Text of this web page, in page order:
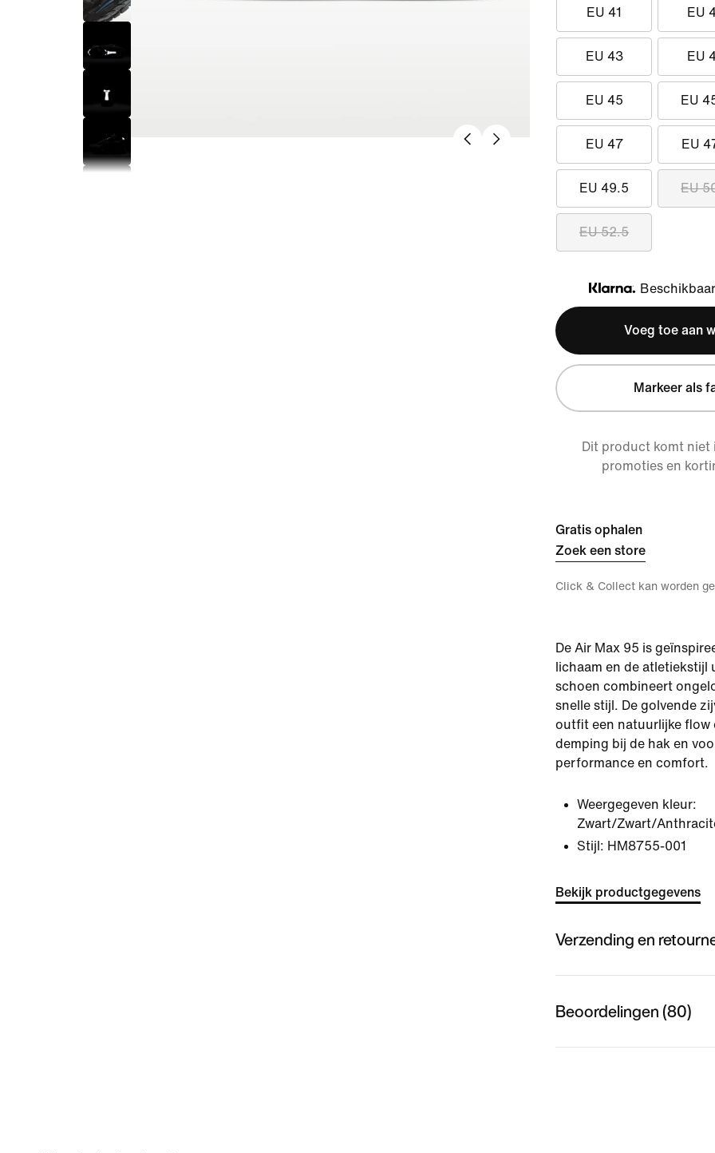
EU 41 EU
EU 43 EU
EU 45 EU
EU 47 EU
EU 49.5 EU
EU 52.5
Klarna
Voeg toe aan
Markeer als
Dit product komt niet
promoties en
Gratis ophalen
Zoek een store
Click & Collect kan worden
De Air Max 95 is
lichaam en de atletiekstijl
schoen combineert
snelle stijl. De golvende
outfit een natuurlijke flow
demping bij de hak en
performance en comfort.
Weergegeven kleur:
Zwart/Zwart/
Stijl: HM8755-001
Bekijk productgegevens
Verzending en
Beoordelingen (80)